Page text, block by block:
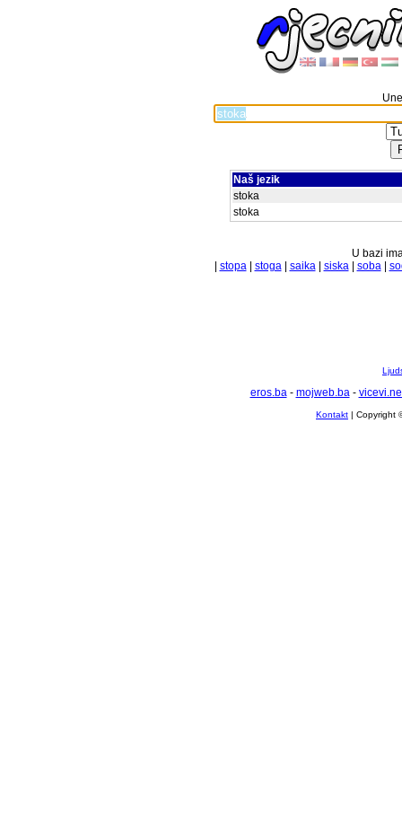
Naš jezik
stoka
stoka
U bazi
stopa| stoga| saika| siska| soba|
eros.ba- mojweb.ba-
Kontakt | Copyright